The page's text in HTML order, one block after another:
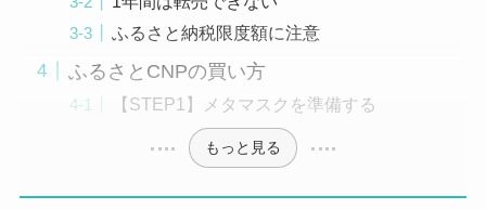
ふるさと納税限度額に注意
ふるさとCNPの買い方
【STEP1】メタマスクを準備する
もっと見る